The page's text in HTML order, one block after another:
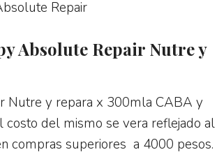
Repair
Absolute Repair Nutre y
Nutre y repara x 300mla CABA y
costo del mismo se vera reflejado al
compras superiores a 4000 pesos.